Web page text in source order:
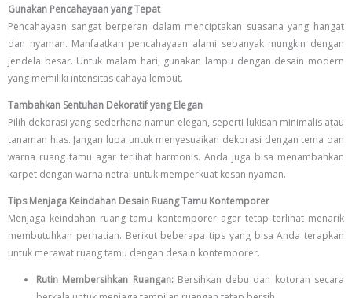
Gunakan Pencahayaan yang Tepat
Pencahayaan sangat berperan dalam menciptakan suasana yang hangat
dan nyaman. Manfaatkan pencahayaan alami sebanyak mungkin dengan
jendela besar. Untuk malam hari, gunakan lampu dengan desain modern
yang memiliki intensitas cahaya lembut.
Tambahkan Sentuhan Dekoratif yang Elegan
Pilih dekorasi yang sederhana namun elegan, seperti lukisan minimalis atau
tanaman hias. Jangan lupa untuk menyesuaikan dekorasi dengan tema dan
warna ruang tamu agar terlihat harmonis. Anda juga bisa menambahkan
karpet dengan warna netral untuk memperkuat kesan nyaman.
Tips Menjaga Keindahan Desain Ruang Tamu Kontemporer
Menjaga keindahan ruang tamu kontemporer agar tetap terlihat menarik
membutuhkan perhatian. Berikut beberapa tips yang bisa Anda terapkan
untuk merawat ruang tamu dengan desain kontemporer.
Rutin Membersihkan Ruangan:Bersihkan debu dan kotoran secara